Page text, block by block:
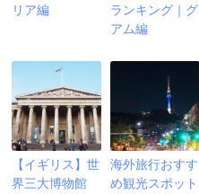
リア編
ランキング｜グ
アム編
【イギリス】世
界三大博物館
海外旅行おすす
め観光スポット